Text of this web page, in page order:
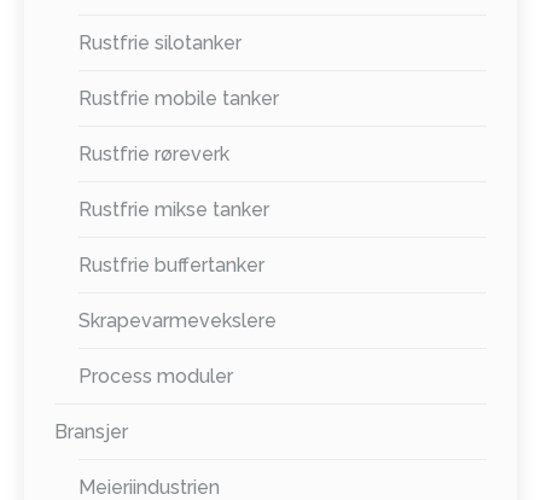
Rustfrie silotanker
Rustfrie mobile tanker
Rustfrie røreverk
Rustfrie mikse tanker
Rustfrie buffertanker
Skrapevarmevekslere
Process moduler
Bransjer
Meieriindustrien